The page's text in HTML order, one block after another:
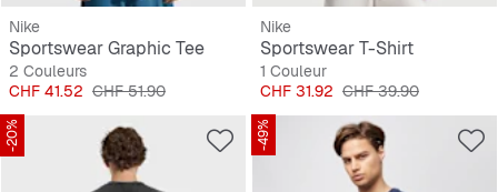
Nike
Sportswear Graphic Tee
2 Couleurs
Prix
CHF 41.52 Prix original
CHF 51.90
Nike
Sportswear T-Shirt
1 Couleur
Prix
CHF 31.92 Prix original
CHF 39.90
-20% -49%